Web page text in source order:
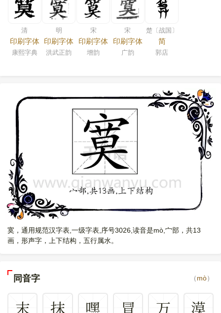
清
印刷字体
康熙字典
明
印刷字体
洪武正韵
宋
印刷字体
增韵
宋
印刷字体
广韵
楚〔战国〕
简
郭店
寞，通用规范汉字表,一级字表,序号3026,读音是mò,宀部，共13
画，形声字，上下结构，五行属水。
同音字 （mò）
末 抹 嘿 冒 万
漠